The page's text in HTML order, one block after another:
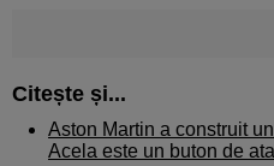
Citește și...
Aston Martin a construit
Acela este un buton de